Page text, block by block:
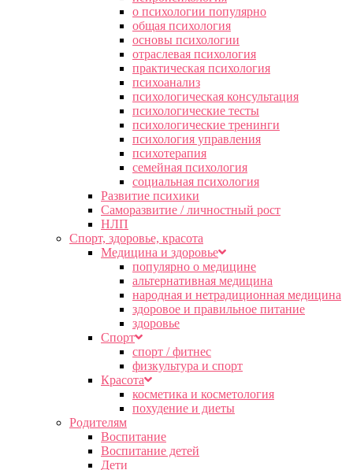
о психологии популярно
общая психология
основы психологии
отраслевая психология
практическая психология
психоанализ
психологическая консультация
психологические тесты
психологические тренинги
психология управления
психотерапия
семейная психология
социальная психология
Развитие психики
Саморазвитие / личностный рост
НЛП
Спорт, здоровье, красота
Медицина и здоровье
популярно о медицине
альтернативная медицина
народная и нетрадиционная медицина
здоровое и правильное питание
здоровье
Спорт
спорт / фитнес
физкультура и спорт
Красота
косметика и косметология
похудение и диеты
Родителям
Воспитание
Воспитание детей
Дети